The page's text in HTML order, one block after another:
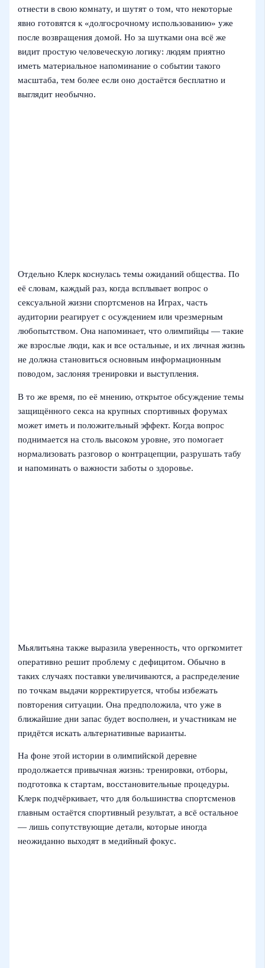
отнести в свою комнату, и шутят о том, что некоторые
явно готовятся к «долгосрочному использованию» уже
после возвращения домой. Но за шутками она всё же
видит простую человеческую логику: людям приятно
иметь материальное напоминание о событии такого
масштаба, тем более если оно достаётся бесплатно и
выглядит необычно.
Отдельно Клерк коснулась темы ожиданий общества. По
её словам, каждый раз, когда всплывает вопрос о
сексуальной жизни спортсменов на Играх, часть
аудитории реагирует с осуждением или чрезмерным
любопытством. Она напоминает, что олимпийцы — такие
же взрослые люди, как и все остальные, и их личная жизнь
не должна становиться основным информационным
поводом, заслоняя тренировки и выступления.
В то же время, по её мнению, открытое обсуждение темы
защищённого секса на крупных спортивных форумах
может иметь и положительный эффект. Когда вопрос
поднимается на столь высоком уровне, это помогает
нормализовать разговор о контрацепции, разрушать табу
и напоминать о важности заботы о здоровье.
Мьялитьяна также выразила уверенность, что оргкомитет
оперативно решит проблему с дефицитом. Обычно в
таких случаях поставки увеличиваются, а распределение
по точкам выдачи корректируется, чтобы избежать
повторения ситуации. Она предположила, что уже в
ближайшие дни запас будет восполнен, и участникам не
придётся искать альтернативные варианты.
На фоне этой истории в олимпийской деревне
продолжается привычная жизнь: тренировки, отборы,
подготовка к стартам, восстановительные процедуры.
Клерк подчёркивает, что для большинства спортсменов
главным остаётся спортивный результат, а всё остальное
— лишь сопутствующие детали, которые иногда
неожиданно выходят в медийный фокус.